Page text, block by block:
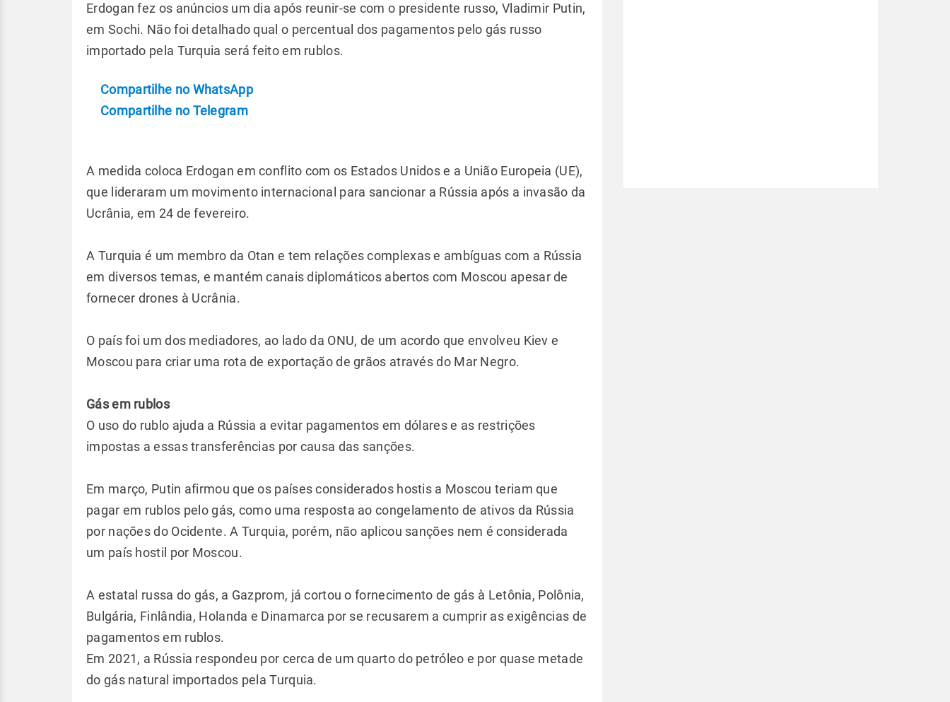
Erdogan fez os anúncios um dia após reunir-se com o presidente russo, Vladimir Putin,
em Sochi. Não foi detalhado qual o percentual dos pagamentos pelo gás russo
importado pela Turquia será feito em rublos.
Compartilhe no WhatsApp
Compartilhe no Telegram
A medida coloca Erdogan em conflito com os Estados Unidos e a União Europeia (UE),
que lideraram um movimento internacional para sancionar a Rússia após a invasão da
Ucrânia, em 24 de fevereiro.
A Turquia é um membro da Otan e tem relações complexas e ambíguas com a Rússia
em diversos temas, e mantém canais diplomáticos abertos com Moscou apesar de
fornecer drones à Ucrânia.
O país foi um dos mediadores, ao lado da ONU, de um acordo que envolveu Kiev e
Moscou para criar uma rota de exportação de grãos através do Mar Negro.
Gás em rublos
O uso do rublo ajuda a Rússia a evitar pagamentos em dólares e as restrições
impostas a essas transferências por causa das sanções.
Em março, Putin afirmou que os países considerados hostis a Moscou teriam que
pagar em rublos pelo gás, como uma resposta ao congelamento de ativos da Rússia
por nações do Ocidente. A Turquia, porém, não aplicou sanções nem é considerada
um país hostil por Moscou.
A estatal russa do gás, a Gazprom, já cortou o fornecimento de gás à Letônia, Polônia,
Bulgária, Finlândia, Holanda e Dinamarca por se recusarem a cumprir as exigências de
pagamentos em rublos.
Em 2021, a Rússia respondeu por cerca de um quarto do petróleo e por quase metade
do gás natural importados pela Turquia.